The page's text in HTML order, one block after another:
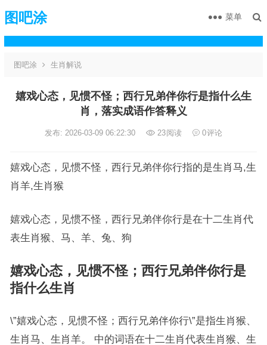
图吧涂 菜单
图吧涂 生肖解说
嬉戏心态，见惯不怪；西行兄弟伴你行是指什么生
肖，落实成语作答释义
发布: 2026-03-09 06:22:30 23阅读 0评论
嬉戏心态，见惯不怪，西行兄弟伴你行指的是生肖马,生
肖羊,生肖猴
嬉戏心态，见惯不怪，西行兄弟伴你行是在十二生肖代
表生肖猴、马、羊、兔、狗
嬉戏心态，见惯不怪；西行兄弟伴你行是
指什么生肖
\”嬉戏心态，见惯不怪；西行兄弟伴你行\”是指生肖猴、
生肖马、生肖羊。 中的词语在十二生肖代表生肖猴、生